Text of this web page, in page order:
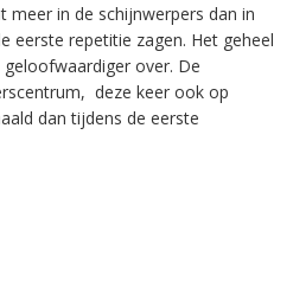
meer in de schijnwerpers dan in
eerste repetitie zagen. Het geheel
over. De
deze keer ook op
dan tijdens de eerste